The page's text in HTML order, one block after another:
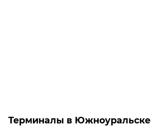
Терминалы в Южноуральске